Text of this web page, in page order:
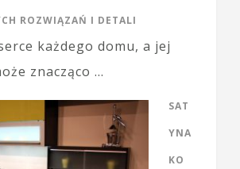
ROZWIĄZAŃ I DETALI
każdego domu, a jej
znacząco …
SAT
YNA
KO